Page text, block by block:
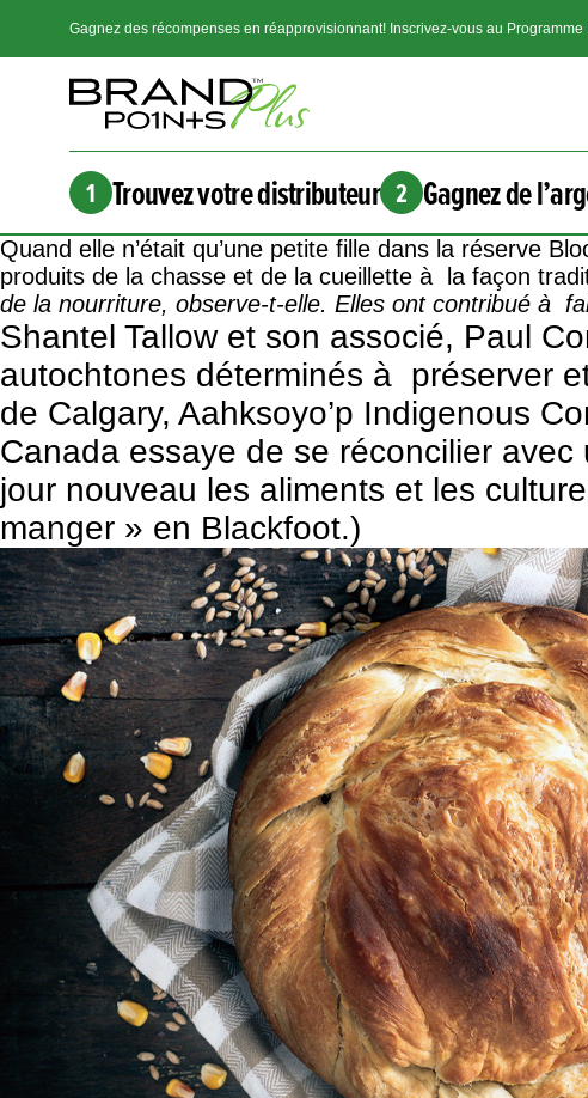
Gagnez des récompenses en réapprovisionnant! Inscrivez-vous au
1 Trouvez votre distributeur 2 Gagnez de
Quand elle n’était qu’une petite fille dans la réserve
produits de la chasse et de la cueillette à la façon
de la nourriture, observe-t-elle. Elles ont contribué à
Shantel Tallow et son associé, Paul
autochtones déterminés à préserver
de Calgary, Aahksoyo’p Indigenous
Canada essaye de se réconcilier
jour nouveau les aliments et les
manger » en Blackfoot.)